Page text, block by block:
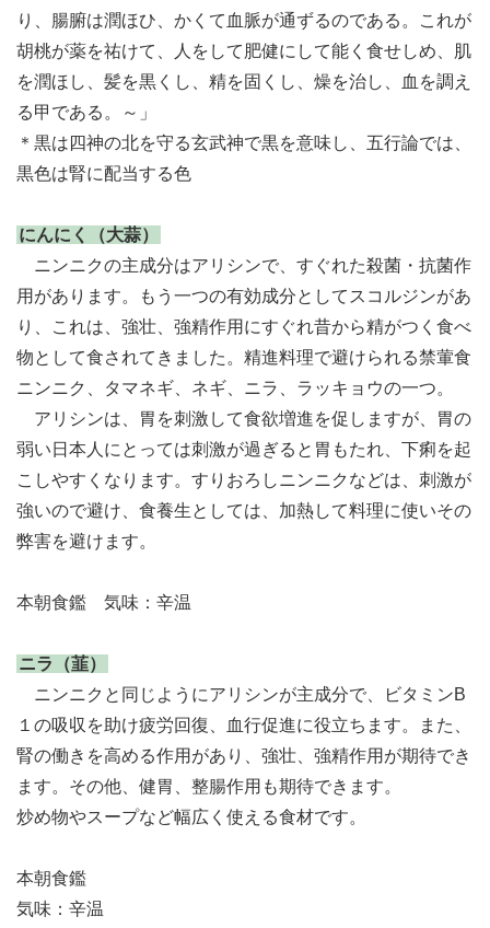
り、腸腑は潤ほひ、かくて血脈が通ずるのである。これが
胡桃が薬を祐けて、人をして肥健にして能く食せしめ、肌
を潤ほし、髪を黒くし、精を固くし、燥を治し、血を調え
る甲である。～」
＊黒は四神の北を守る玄武神で黒を意味し、五行論では、
黒色は腎に配当する色
にんにく（大蒜）
ニンニクの主成分はアリシンで、すぐれた殺菌・抗菌作
用があります。もう一つの有効成分としてスコルジンがあ
り、これは、強壮、強精作用にすぐれ昔から精がつく食べ
物として食されてきました。精進料理で避けられる禁葷食
ニンニク、タマネギ、ネギ、ニラ、ラッキョウの一つ。
アリシンは、胃を刺激して食欲増進を促しますが、胃の
弱い日本人にとっては刺激が過ぎると胃もたれ、下痢を起
こしやすくなります。すりおろしニンニクなどは、刺激が
強いので避け、食養生としては、加熱して料理に使いその
弊害を避けます。
本朝食鑑 気味：辛温
ニラ（韮）
ニンニクと同じようにアリシンが主成分で、ビタミンB
１の吸収を助け疲労回復、血行促進に役立ちます。また、
腎の働きを高める作用があり、強壮、強精作用が期待でき
ます。その他、健胃、整腸作用も期待できます。
炒め物やスープなど幅広く使える食材です。
本朝食鑑
気味：辛温